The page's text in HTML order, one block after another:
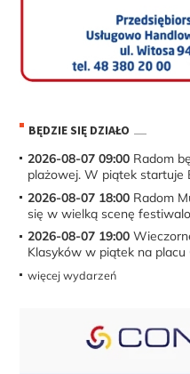
BĘDZIE SIĘ DZIAŁO
2026-08-07 09:00 Radom
plażowej. W piątek startuje
2026-08-07 18:00 Radom
się w wielką scenę
2026-08-07 19:00
Klasyków w piątek na placu
więcej wydarzeń